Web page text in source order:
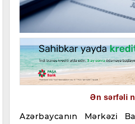
Ən sərfəli
Azərbaycanın Mərkəzi